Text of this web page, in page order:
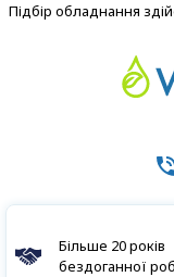
Підбір обладнання
Більше 20 років
бездоганної